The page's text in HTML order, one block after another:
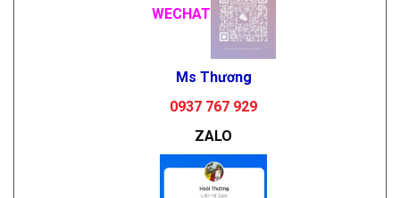
WECHAT
Ms Thương
0937 767 929
ZALO